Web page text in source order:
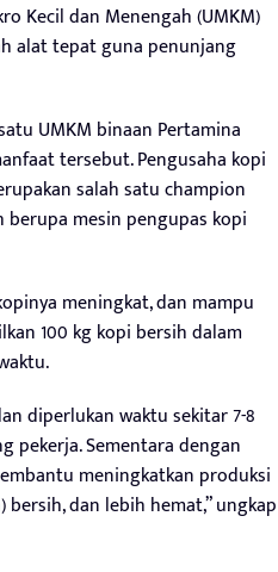
Kecil dan Menengah (UMKM)
alat tepat guna penunjang
UMKM binaan Pertamina
tersebut. Pengusaha kopi
salah satu champion
berupa mesin pengupas kopi
meningkat, dan mampu
100 kg kopi bersih dalam
diperlukan waktu sekitar 7-8
pekerja. Sementara dengan
meningkatkan produksi
dan lebih hemat,” ungkap